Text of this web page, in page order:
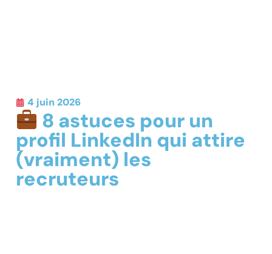
4 juin 2026
8 astuces pour un
profil LinkedIn qui attire
(vraiment) les
recruteurs